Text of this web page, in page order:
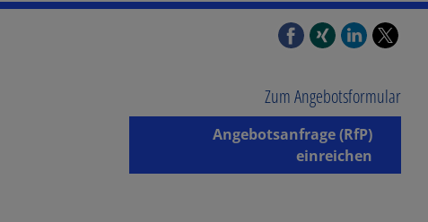
LIFE SCIENCES & CHEMIE
Medizintechnologie:
und Innovationen...
Donnerstag, 14. Oktober
2021 | 453 Aufrufe
02:35
INDUSTRIELLE
Zum Angebotsformular
Angebotsanfrage (RfP)
einreichen